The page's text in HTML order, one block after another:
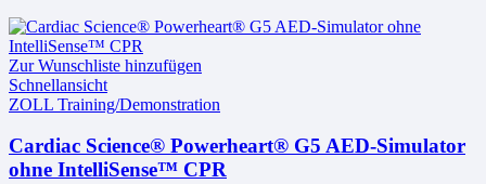
Zur Wunschliste hinzufügen
Schnellansicht
ZOLL Training/Demonstration
Cardiac Science® Powerheart® G5 AED-Simulator
ohne IntelliSense™ CPR